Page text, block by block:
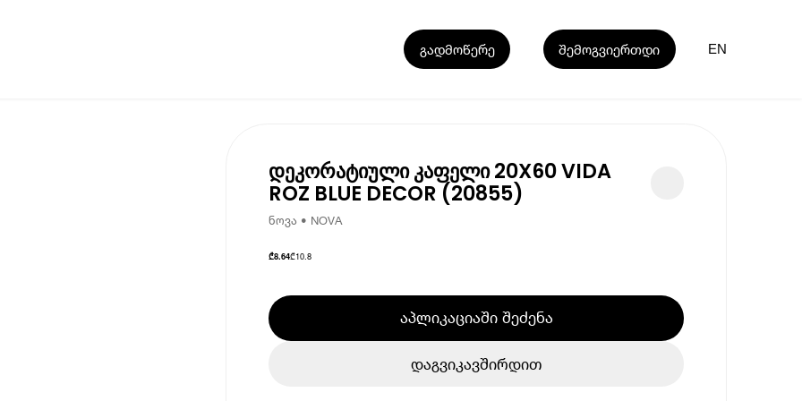
გადმოწერე შემოგვიერთდი EN
დეკორატიული კაფელი 20X60 VIDA
ROZ BLUE DECOR (20855)
ნოვა • NOVA
₾8.64₾10.8
აპლიკაციაში შეძენა
დაგვიკავშირდით